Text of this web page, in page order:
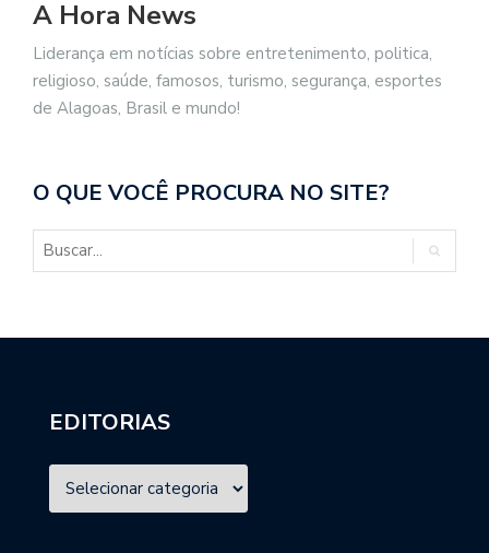
A Hora News
Liderança em notícias sobre entretenimento, politica,
religioso, saúde, famosos, turismo, segurança, esportes
de Alagoas, Brasil e mundo!
O QUE VOCÊ PROCURA NO SITE?
EDITORIAS